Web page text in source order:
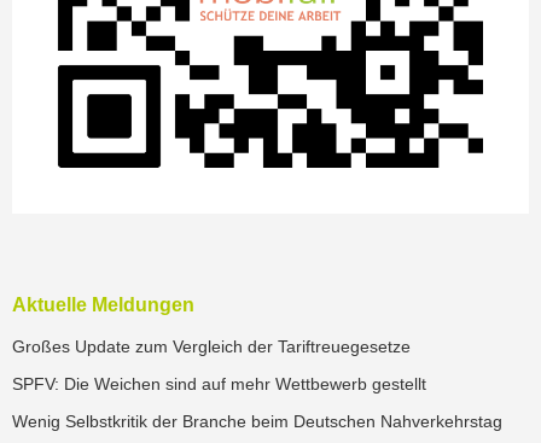
Aktuelle Meldungen
Großes Update zum Vergleich der Tariftreuegesetze
SPFV: Die Weichen sind auf mehr Wettbewerb gestellt
Wenig Selbstkritik der Branche beim Deutschen Nahverkehrstag